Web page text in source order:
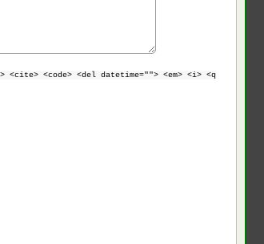
<code> <del datetime=""> <em> <i> <q